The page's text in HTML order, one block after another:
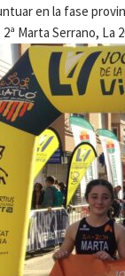
en la fase
Marta Serrano, La